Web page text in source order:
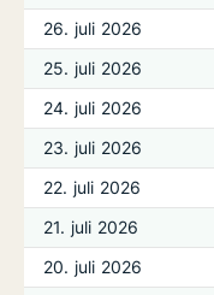
26. juli 2026
25. juli 2026
24. juli 2026
23. juli 2026
22. juli 2026
21. juli 2026
20. juli 2026